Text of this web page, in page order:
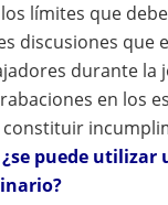
límites que
discusiones que
durante la
en los
¿se puede utilizar